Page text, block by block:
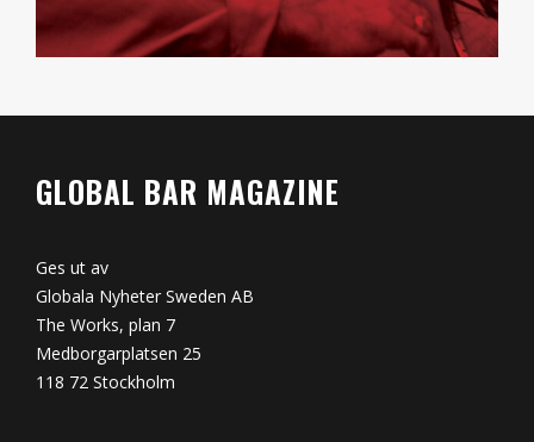
GLOBAL BAR MAGAZINE
Ges ut av
Globala Nyheter Sweden AB
The Works, plan 7
Medborgarplatsen 25
118 72 Stockholm